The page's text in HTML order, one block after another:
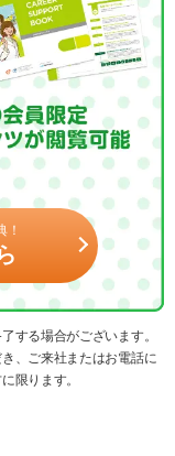
！
する場合がございます。
、ご来社またはお電話に
限ります。